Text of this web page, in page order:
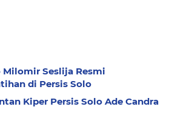
Milomir Seslija Resmi
di Persis Solo
Kiper Persis Solo Ade Candra